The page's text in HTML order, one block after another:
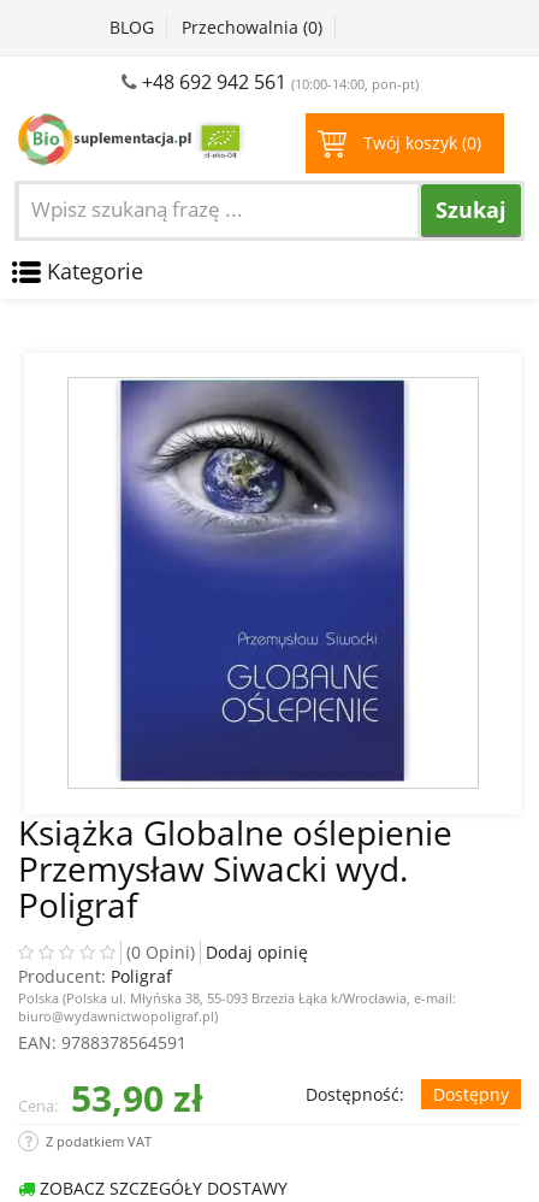
BLOG Przechowalnia (0)
+48 692 942 561 (10:00-14:00, pon-pt)
Twój koszyk (0)
Szukaj
Kategorie
Książka Globalne oślepienie
Przemysław Siwacki wyd.
Poligraf
(0 Opini) Dodaj opinię
Producent: Poligraf
Polska (Polska ul. Młyńska 38, 55-093 Brzezia Łąka k/Wrocławia, e-mail:
biuro@wydawnictwopoligraf.pl)
EAN: 9788378564591
Cena: 53,90 zł Dostępność: Dostępny
Z podatkiem VAT
ZOBACZ SZCZEGÓŁY DOSTAWY